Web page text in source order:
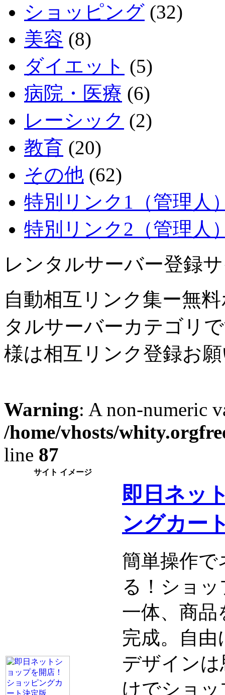
ショッピング (32)
美容 (8)
ダイエット (5)
病院・医療 (6)
レーシック (2)
教育 (20)
その他 (62)
特別リンク1（管理人
特別リンク2（管理人
レンタルサーバー登録
自動相互リンク集ー無
タルサーバーカテゴリ
様は相互リンク登録お
Warning: A non-numeric
/home/vhosts/
line 87
サイト イメージ
即日ネッ
ングカー
簡単操作
る！ショ
一体、商
完成。自
デザイン
けでショ